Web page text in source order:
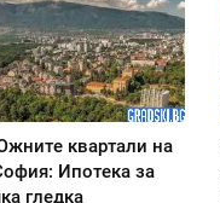
квартали на
Ипотека за
гледка